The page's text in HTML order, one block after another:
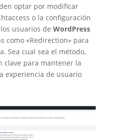
optar por modificar
.htaccess o la configuración
usuarios de WordPress
como «Redirection» para
Sea cual sea el método,
clave para mantener la
experiencia de usuario